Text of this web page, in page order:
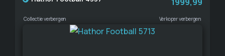
Collectie verbergen Verkoper verbergen